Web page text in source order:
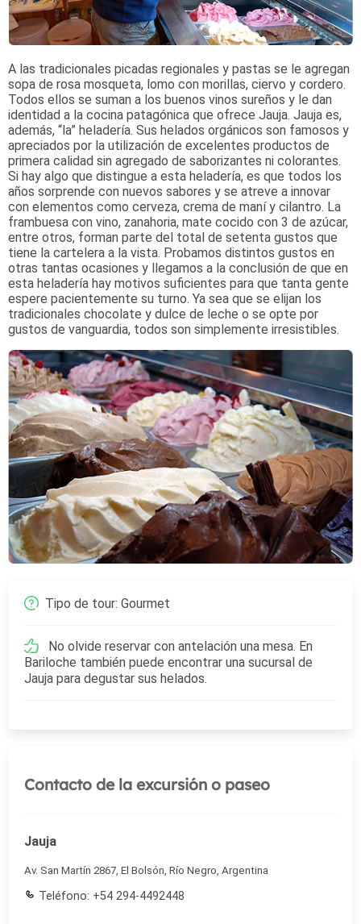
A las tradicionales picadas regionales y pastas se le agregan
sopa de rosa mosqueta, lomo con morillas, ciervo y cordero.
Todos ellos se suman a los buenos vinos sureños y le dan
identidad a la cocina patagónica que ofrece Jauja. Jauja es,
además, “la” heladería. Sus helados orgánicos son famosos y
apreciados por la utilización de excelentes productos de
primera calidad sin agregado de saborizantes ni colorantes.
Si hay algo que distingue a esta heladería, es que todos los
años sorprende con nuevos sabores y se atreve a innovar
con elementos como cerveza, crema de maní y cilantro. La
frambuesa con vino, zanahoria, mate cocido con 3 de azúcar,
entre otros, forman parte del total de setenta gustos que
tiene la cartelera a la vista. Probamos distintos gustos en
otras tantas ocasiones y llegamos a la conclusión de que en
esta heladería hay motivos suficientes para que tanta gente
espere pacientemente su turno. Ya sea que se elijan los
tradicionales chocolate y dulce de leche o se opte por
gustos de vanguardia, todos son simplemente irresistibles.
Tipo de tour: Gourmet
No olvide reservar con antelación una mesa. En
Bariloche también puede encontrar una sucursal de
Jauja para degustar sus helados.
Contacto de la excursión o paseo
Jauja
Av. San Martín 2867, El Bolsón, Río Negro, Argentina
Teléfono: +54 294-4492448